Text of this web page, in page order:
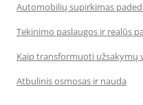
Automobilių supirkimas
Tekinimo paslaugos ir realūs
Kaip transformuoti užsakymų
Atbulinis osmosas ir nauda